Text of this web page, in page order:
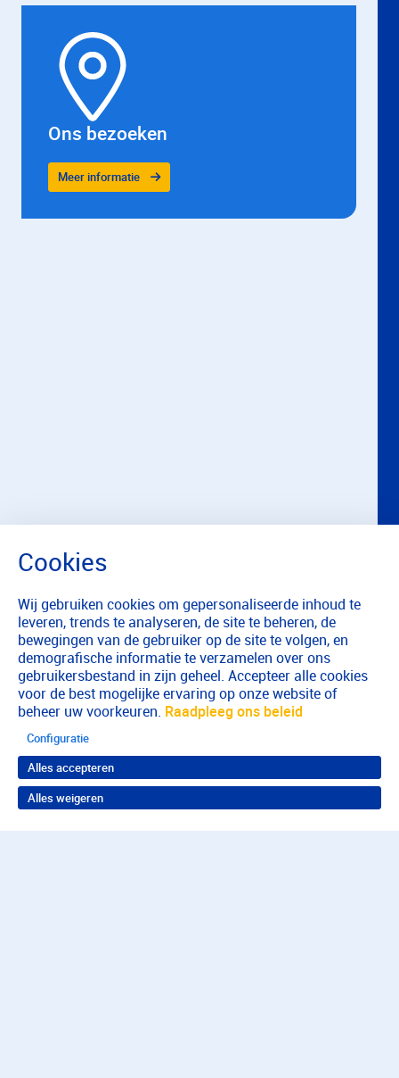
Ons bezoeken
Meer informatie
Wij gebruiken cookies om gepersonaliseerde inhoud te
leveren, trends te analyseren, de site te beheren, de
bewegingen van de gebruiker op de site te volgen, en
demografische informatie te verzamelen over ons
gebruikersbestand in zijn geheel. Accepteer alle cookies
voor de best mogelijke ervaring op onze website of
beheer uw voorkeuren. Raadpleeg ons beleid
Configuratie
Alles accepteren
Alles weigeren